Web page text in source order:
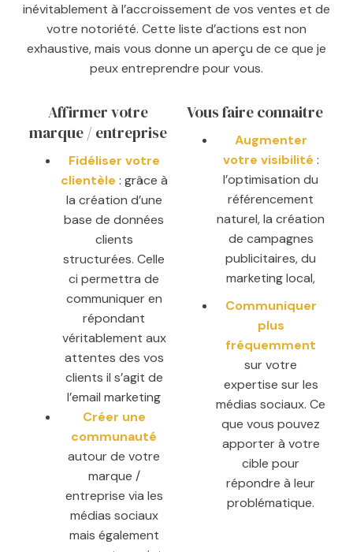
inévitablement à l’accroissement de vos ventes et de
votre notoriété. Cette liste d’actions est non
exhaustive, mais vous donne un aperçu de ce que je
peux entreprendre pour vous.
Affirmer votre
marque / entreprise
Fidéliser votre
clientèle : grâce à
la création d’une
base de données
clients
structurées. Celle
ci permettra de
communiquer en
répondant
véritablement aux
attentes des vos
clients il s’agit de
l’email marketing
Créer une
communauté
autour de votre
marque /
entreprise via les
médias sociaux
mais également
Vous faire connaitre
Augmenter
votre visibilité :
l’optimisation du
référencement
naturel, la création
de campagnes
publicitaires, du
marketing local,
Communiquer
plus
fréquemment
sur votre
expertise sur les
médias sociaux. Ce
que vous pouvez
apporter à votre
cible pour
répondre à leur
problématique.